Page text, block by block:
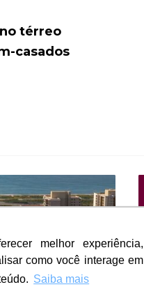
melhor experiência,
como você interage em
Saiba mais
melhor experiência,
como você interage em
Saiba mais
térreo
casados